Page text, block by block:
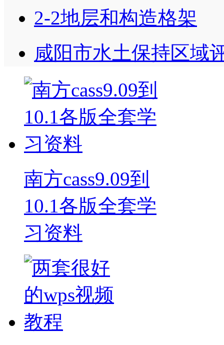
2-2地层和构造格架
咸阳市水土保持区域
南方cass9.09到
10.1各版全套学
习资料